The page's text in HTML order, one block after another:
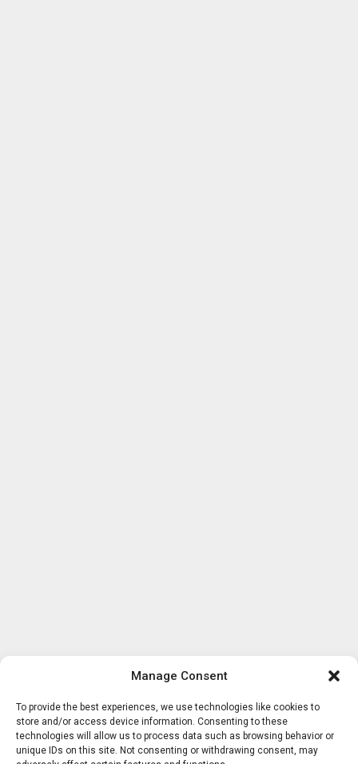
Manage Consent
To provide the best experiences, we use technologies like cookies to
store and/or access device information. Consenting to these
technologies will allow us to process data such as browsing behavior or
unique IDs on this site. Not consenting or withdrawing consent, may